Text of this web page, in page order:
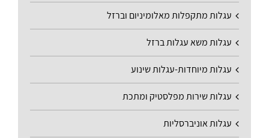
עגלות מתקפלות מאלומיניום וברזל
עגלות משא עגלות ברזל
עגלות מיוחדות-עגלות שינוע
עגלות שירות מפלסטיק ומתכת
עגלות אוניברסליות